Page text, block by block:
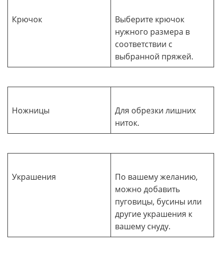
Крючок
Выберите крючок
нужного размера в
соответствии с
выбранной пряжей.
Ножницы
Для обрезки лишних
ниток.
Украшения
По вашему желанию,
можно добавить
пуговицы, бусины или
другие украшения к
вашему снуду.